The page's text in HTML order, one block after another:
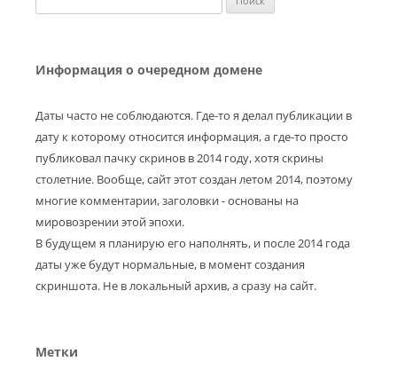
Информация о очередном домене
Даты часто не соблюдаются. Где-то я делал публикации в
дату к которому относится информация, а где-то просто
публиковал пачку скринов в 2014 году, хотя скрины
столетние. Вообще, сайт этот создан летом 2014, поэтому
многие комментарии, заголовки - основаны на
мировозрении этой эпохи.
В будущем я планирую его наполнять, и после 2014 года
даты уже будут нормальные, в момент создания
скриншота. Не в локальный архив, а сразу на сайт.
Метки